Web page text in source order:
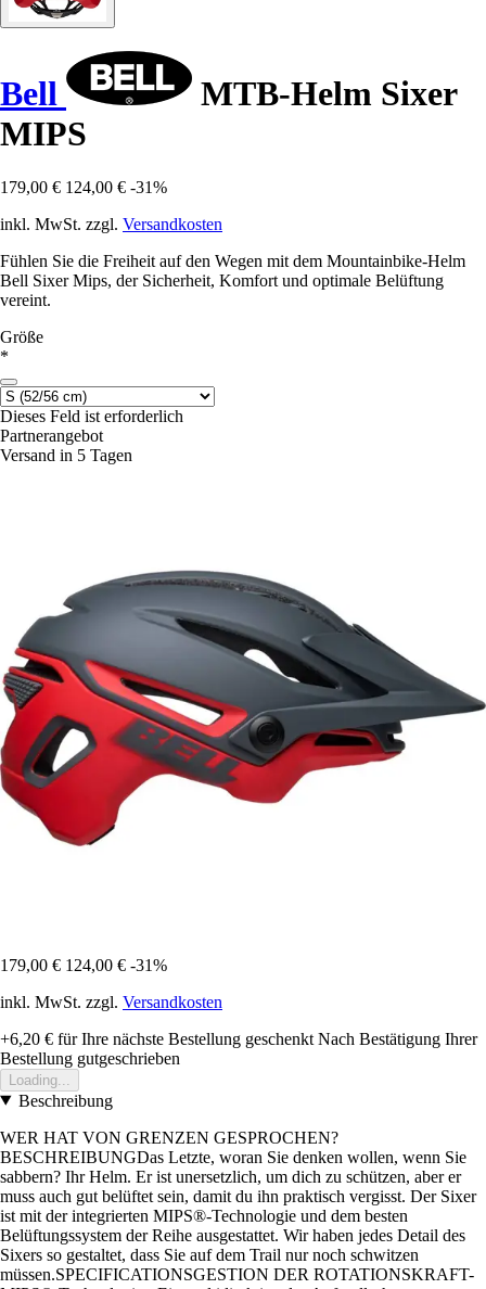
Bell
MTB-Helm Sixer
MIPS
179,00 € 124,00 € -31%
inkl. MwSt. zzgl. Versandkosten
Fühlen Sie die Freiheit auf den Wegen mit dem Mountainbike-Helm
Bell Sixer Mips, der Sicherheit, Komfort und optimale Belüftung
vereint.
Größe
*
Dieses Feld ist erforderlich
Partnerangebot
Versand in 5 Tagen
179,00 € 124,00 € -31%
inkl. MwSt. zzgl. Versandkosten
+6,20 € für Ihre nächste Bestellung geschenkt Nach Bestätigung Ihrer
Bestellung gutgeschrieben
Loading...
Beschreibung
WER HAT VON GRENZEN GESPROCHEN?
BESCHREIBUNGDas Letzte, woran Sie denken wollen, wenn Sie
sabbern? Ihr Helm. Er ist unersetzlich, um dich zu schützen, aber er
muss auch gut belüftet sein, damit du ihn praktisch vergisst. Der Sixer
ist mit der integrierten MIPS®-Technologie und dem besten
Belüftungssystem der Reihe ausgestattet. Wir haben jedes Detail des
Sixers so gestaltet, dass Sie auf dem Trail nur noch schwitzen
müssen.SPECIFICATIONSGESTION DER ROTATIONSKRAFT-